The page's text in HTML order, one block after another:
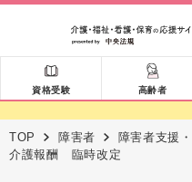
資格受験 高齢者
TOP 障害者 障害者支援
介護報酬 臨時改定